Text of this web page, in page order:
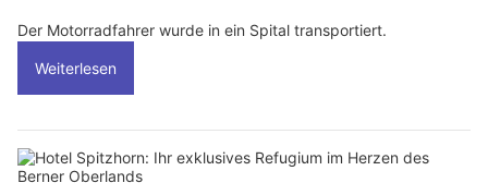
Der Motorradfahrer wurde in ein Spital transportiert.
Weiterlesen